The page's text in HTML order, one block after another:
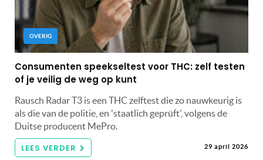
OVERIG
Consumenten speekseltest voor THC: zelf testen
of je veilig de weg op kunt
Rausch Radar T3 is een THC zelftest die zo nauwkeurig is
als die van de politie, en 'staatlich geprüft', volgens de
Duitse producent MePro.
LEES VERDER 29 april 2026